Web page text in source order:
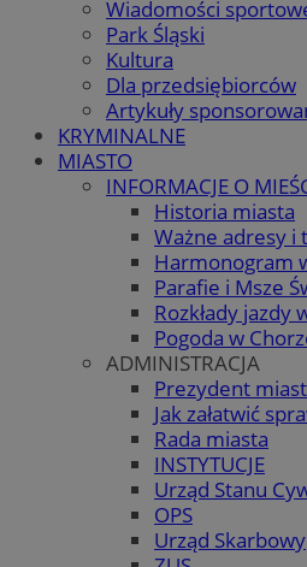
Wiadomości
Park Śląski
Kultura
Dla przedsiębiorców
Artykuły
KRYMINALNE
MIASTO
INFORMACJE O
Historia miasta
Ważne adresy i
Harmonogram
Parafie i Msze
Rozkłady jazdy
Pogoda w
ADMINISTRACJA
Prezydent
Jak załatwić
Rada miasta
INSTYTUCJE
Urząd Stanu
OPS
Urząd Skarbowy